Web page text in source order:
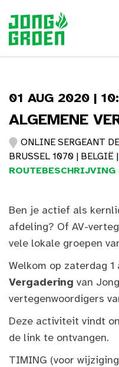
01 AUG 2020 |
ALGEMENE
ONLINE SERGEANT
BRUSSEL 1070 | BELGIË |
ROUTEBESCHRIJVING
Ben je actief als
afdeling? Of AV-
vele lokale groepen
Welkom op zaterdag 1
Vergadering van
vertegenwoordigers
Deze activiteit vindt
de link te ontvangen.
TIMING (voor